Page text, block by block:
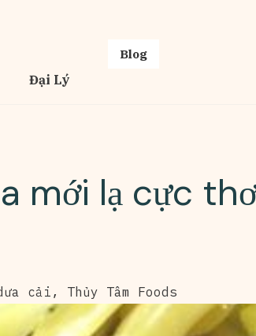
Đại Lý
Blog
mới lạ cực
cải , Thủy Tâm Foods